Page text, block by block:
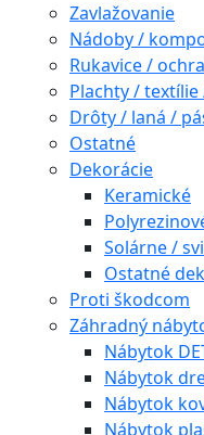
Zavlažovanie
Nádoby /
Rukavice /
Plachty / textílie
Drôty / laná /
Ostatné
Dekorácie
Keramické
Solárne /
Ostatné
Proti škodcom
Záhradný
Nábytok
Nábytok
Nábytok
Nábytok